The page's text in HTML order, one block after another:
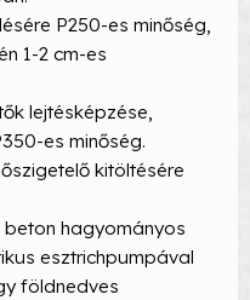
P250-es minőség,
1-2 cm-es
lejtésképzése,
es minőség.
kitöltésére
beton hagyományos
esztrichpumpával
földnedves